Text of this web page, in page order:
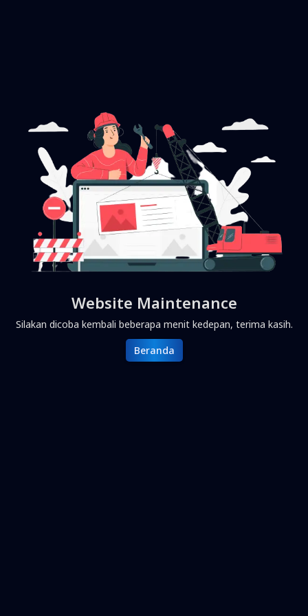
Website Maintenance
Silakan dicoba kembali beberapa menit kedepan, terima kasih.
Beranda